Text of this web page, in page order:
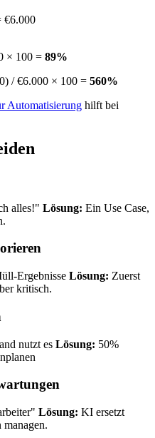
€6.000
× 100 = 89%
/ €6.000 × 100 = 560%
Automatisierung hilft bei
alles!" Lösung: Ein Use Case,
Ergebnisse Lösung: Zuerst
kritisch.
nutzt es Lösung: 50%
Lösung: KI ersetzt